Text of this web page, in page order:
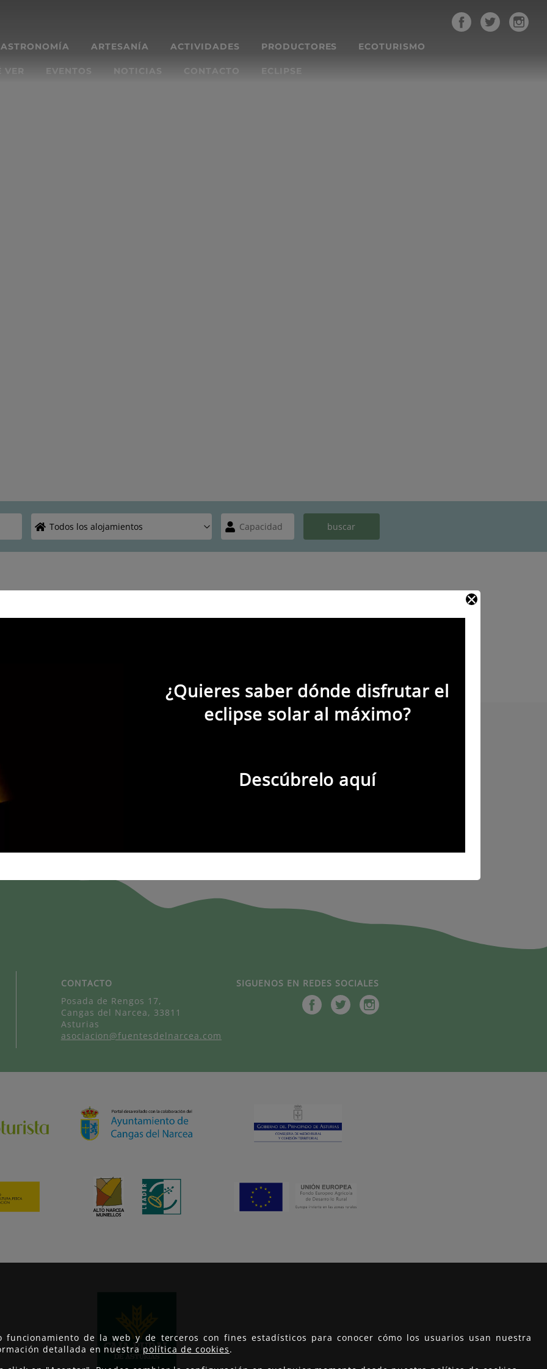
¿Quieres saber dónde disfrutar el
eclipse solar al máximo?
Descúbrelo aquí
ARTESANÍA ACTIVIDADES PRODUCTORES ECOTURISMO
VER EVENTOS NOTICIAS CONTACTO ECLIPSE
CONTACTO
Posada de Rengos 17,
Cangas del Narcea, 33811
Asturias
asociacion@fuentesdelnarcea.com
SIGUENOS EN REDES SOCIALES
de la web y de terceros con fines estadísticos para conocer cómo los usuarios usan nuestra
detallada en nuestra política de cookies.